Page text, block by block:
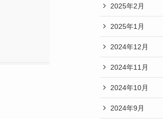
2025年2月
2025年1月
2024年12月
2024年11月
2024年10月
2024年9月